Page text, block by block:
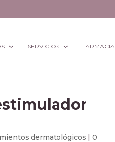
SERVICIOS FARMACIA
dermatológicos |0